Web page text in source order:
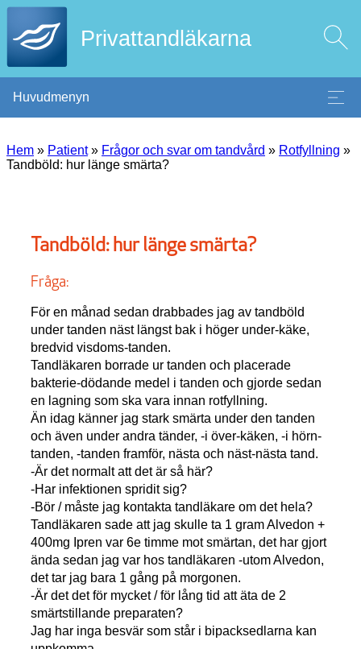
Privattandläkarna
Huvudmenyn
Hem » Patient» Frågor och svar om tandvård » Rotfyllning »
Tandböld: hur länge smärta?
Tandböld: hur länge smärta?
Fråga:
För en månad sedan drabbades jag av tandböld
under tanden näst längst bak i höger under-käke,
bredvid visdoms-tanden.
Tandläkaren borrade ur tanden och placerade
bakterie-dödande medel i tanden och gjorde sedan
en lagning som ska vara innan rotfyllning.
Än idag känner jag stark smärta under den tanden
och även under andra tänder, -i över-käken, -i hörn-
tanden, -tanden framför, nästa och näst-nästa tand.
-Är det normalt att det är så här?
-Har infektionen spridit sig?
-Bör / måste jag kontakta tandläkare om det hela?
Tandläkaren sade att jag skulle ta 1 gram Alvedon +
400mg Ipren var 6e timme mot smärtan, det har gjort
ända sedan jag var hos tandläkaren -utom Alvedon,
det tar jag bara 1 gång på morgonen.
-Är det det för mycket / för lång tid att äta de 2
smärtstillande preparaten?
Jag har inga besvär som står i bipacksedlarna kan